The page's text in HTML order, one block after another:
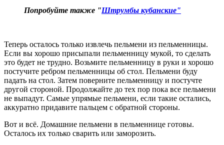
Попробуйте также "Штрумбы кубанские"
Теперь осталось только извлечь пельмени из пельменницы.
Если вы хорошо присыпали пельменницу мукой, то сделать
это будет не трудно. Возьмите пельменницу в руки и хорошо
постучите ребром пельменницы об стол. Пельмени буду
падать на стол. Затем поверните пельменницу и постучте
другой стороной. Продолжайте до тех пор пока все пельмени
не выпадут. Самые упрямые пельмени, если такие остались,
аккуратно придавите пальцем с обратной стороны.
Вот и всё. Домашние пельмени в пельменнице готовы.
Осталось их только сварить или заморозить.